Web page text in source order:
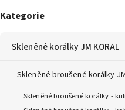
Kategorie
Skleněné korálky JM KORAL
Skleněné broušené korálky
Skleněné broušené korálky -